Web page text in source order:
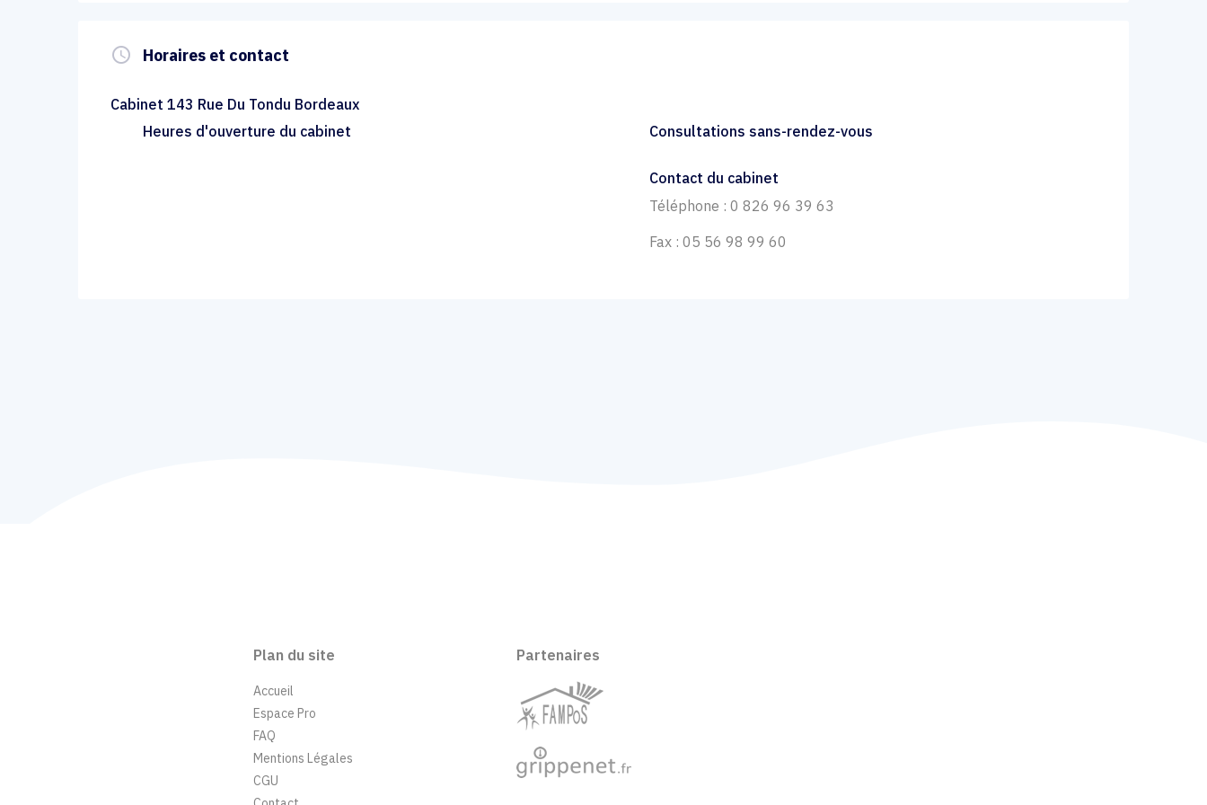
query_builder Horaires et contact
Cabinet 143 Rue Du Tondu Bordeaux
Heures d'ouverture du cabinet
Consultations sans-rendez-vous
Contact du cabinet
Téléphone : 0 826 96 39 63
Fax : 05 56 98 99 60
Plan du site
Accueil
Espace Pro
FAQ
Mentions Légales
CGU
Partenaires